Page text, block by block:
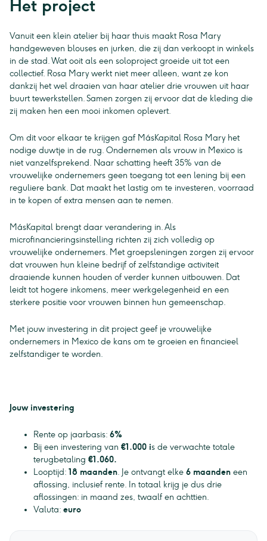
Het project
Vanuit een klein atelier bij haar thuis maakt Rosa Mary
handgeweven blouses en jurken, die zij dan verkoopt in winkels
in de stad. Wat ooit als een soloproject groeide uit tot een
collectief. Rosa Mary werkt niet meer alleen, want ze kon
dankzij het wel draaien van haar atelier drie vrouwen uit haar
buurt tewerkstellen. Samen zorgen zij ervoor dat de kleding die
zij maken hen een mooi inkomen oplevert.
Om dit voor elkaar te krijgen gaf MásKapital Rosa Mary het
nodige duwtje in de rug. Ondernemen als vrouw in Mexico is
niet vanzelfsprekend. Naar schatting heeft 35% van de
vrouwelijke ondernemers geen toegang tot een lening bij een
reguliere bank. Dat maakt het lastig om te investeren, voorraad
in te kopen of extra mensen aan te nemen.
MásKapital brengt daar verandering in. Als
microfinancieringsinstelling richten zij zich volledig op
vrouwelijke ondernemers. Met groepsleningen zorgen zij ervoor
dat vrouwen hun kleine bedrijf of zelfstandige activiteit
draaiende kunnen houden of verder kunnen uitbouwen. Dat
leidt tot hogere inkomens, meer werkgelegenheid en een
sterkere positie voor vrouwen binnen hun gemeenschap.
Met jouw investering in dit project geef je vrouwelijke
ondernemers in Mexico de kans om te groeien en financieel
zelfstandiger te worden.
Jouw investering
Rente op jaarbasis: 6%
Bij een investering van €1.000 is de verwachte totale
terugbetaling €1.060.
Looptijd: 18 maanden. Je ontvangt elke 6 maanden een
aflossing, inclusief rente. In totaal krijg je dus drie
aflossingen: in maand zes, twaalf en achttien.
Valuta: euro